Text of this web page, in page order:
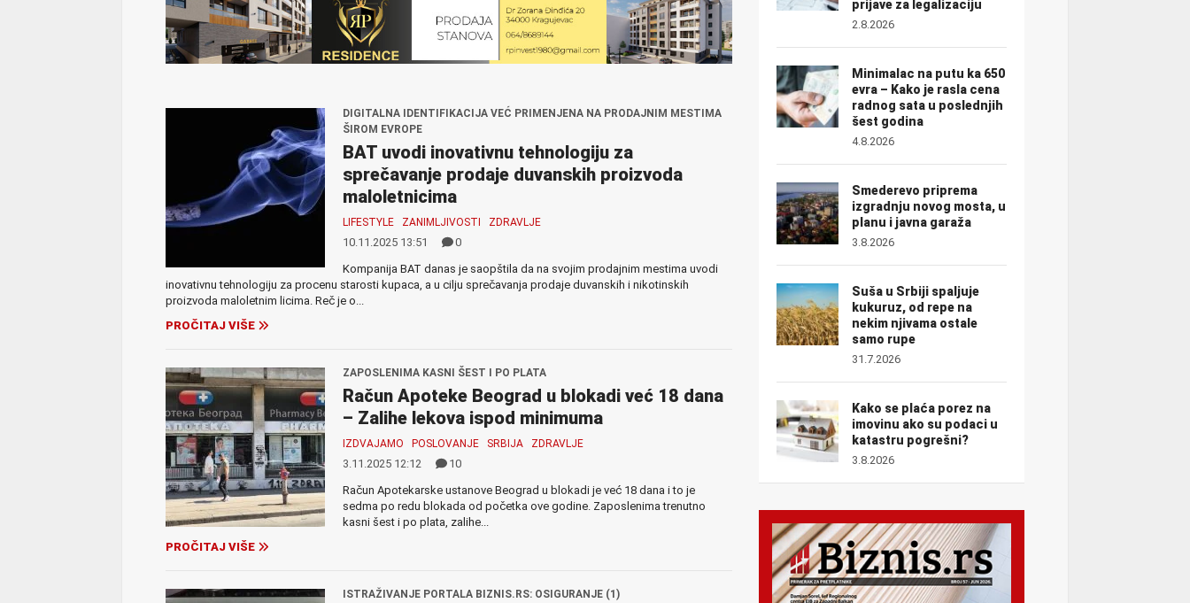
DIGITALNA IDENTIFIKACIJA VEĆ PRIMENJENA NA PRODAJNIM MESTIMA
ŠIROM EVROPE
BAT uvodi inovativnu tehnologiju za
sprečavanje prodaje duvanskih proizvoda
maloletnicima
LIFESTYLE ZANIMLJIVOSTI ZDRAVLJE
10.11.2025 13:51
0
Kompanija BAT danas je saopštila da na svojim prodajnim mestima uvodi
inovativnu tehnologiju za procenu starosti kupaca, a u cilju sprečavanja prodaje duvanskih i nikotinskih
proizvoda maloletnim licima. Reč je o...
PROČITAJ VIŠE
ZAPOSLENIMA KASNI ŠEST I PO PLATA
Račun Apoteke Beograd u blokadi već 18 dana
– Zalihe lekova ispod minimuma
IZDVAJAMO POSLOVANJE SRBIJA ZDRAVLJE
3.11.2025 12:12
10
Račun Apotekarske ustanove Beograd u blokadi je već 18 dana i to je
sedma po redu blokada od početka ove godine. Zaposlenima trenutno
kasni šest i po plata, zalihe...
PROČITAJ VIŠE
ISTRAŽIVANJE PORTALA BIZNIS.RS: OSIGURANJE (1)
prijave za legalizaciju
2.8.2026
Minimalac na putu ka 650
evra – Kako je rasla cena
radnog sata u poslednjih
šest godina
4.8.2026
Smederevo priprema
izgradnju novog mosta, u
planu i javna garaža
3.8.2026
Suša u Srbiji spaljuje
kukuruz, od repe na
nekim njivama ostale
samo rupe
31.7.2026
Kako se plaća porez na
imovinu ako su podaci u
katastru pogrešni?
3.8.2026